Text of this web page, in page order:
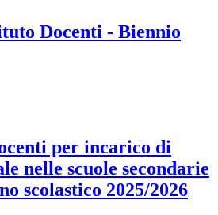
Docenti - Biennio
per incarico di
nelle scuole secondarie
scolastico 2025/2026